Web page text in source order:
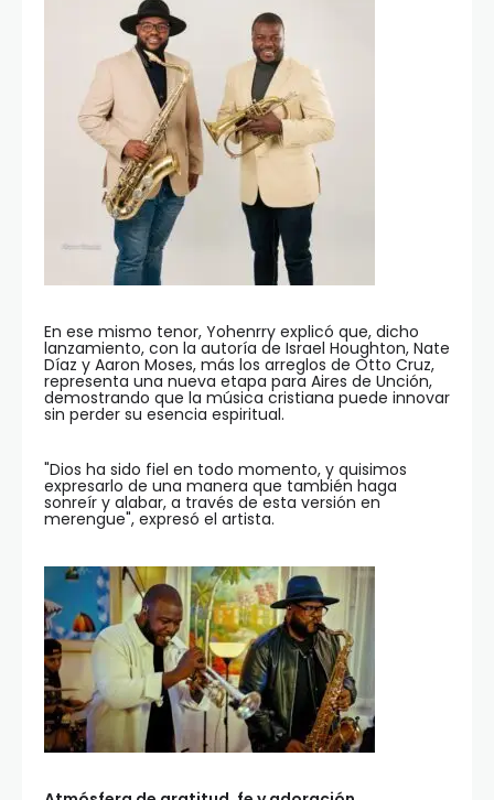
En ese mismo tenor, Yohenrry explicó que, dicho
lanzamiento, con la autoría de Israel Houghton, Nate
Díaz y Aaron Moses, más los arreglos de Otto Cruz,
representa una nueva etapa para Aires de Unción,
demostrando que la música cristiana puede innovar
sin perder su esencia espiritual.
"Dios ha sido fiel en todo momento, y quisimos
expresarlo de una manera que también haga
sonreír y alabar, a través de esta versión en
merengue", expresó el artista.